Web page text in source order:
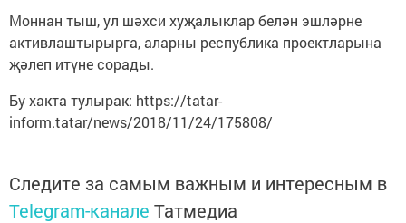
Моннан тыш, ул шәхси хуҗалыклар белән эшләрне
активлаштырырга, аларны республика проектларына
җәлеп итүне сорады.
Бу хакта тулырак: https://tatar-
inform.tatar/news/2018/11/24/175808/
Следите за самым важным и интересным в
Telegram-канале Татмедиа